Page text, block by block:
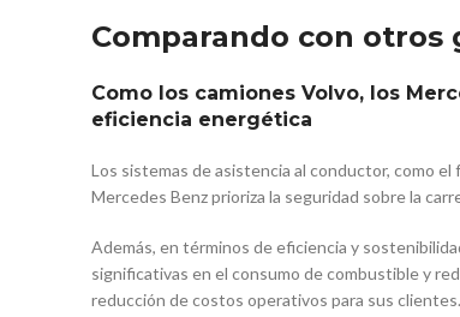
Comparando con
Como los camiones Volvo, los
eficiencia energética
Los sistemas de asistencia al conductor, como
Mercedes Benz prioriza la seguridad sobre la
Además, en términos de eficiencia y
significativas en el consumo de combustible y
reducción de costos operativos para sus clientes.